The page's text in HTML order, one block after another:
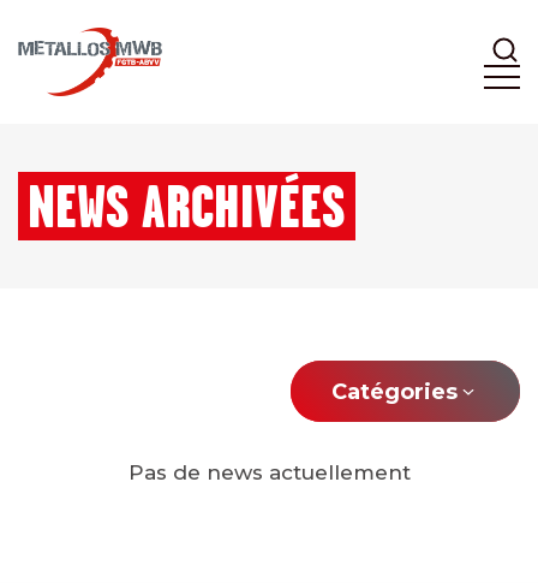
NEWS ARCHIVÉES
Catégories
Pas de news actuellement